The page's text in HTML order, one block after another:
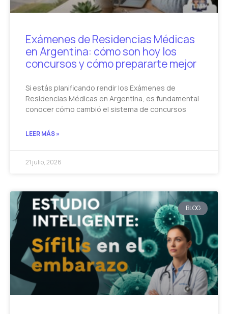
Exámenes de Residencias Médicas
en Argentina: cómo son hoy los
concursos y cómo prepararte mejor
Si estás planificando rendir los Exámenes de
Residencias Médicas en Argentina, es fundamental
conocer cómo cambió el sistema de concursos
LEER MÁS »
21 julio, 2026
BLOG